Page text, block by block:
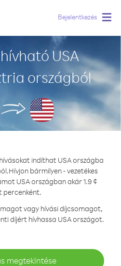
Bejelentkezés
USA
országból
indíthat USA országba
Hívjon bármilyen - vezetékes
USA országban akár 1.9 ¢
percenként.
vagy hívási díjcsomagot,
díjért hívhassa USA országot.
megtekintése